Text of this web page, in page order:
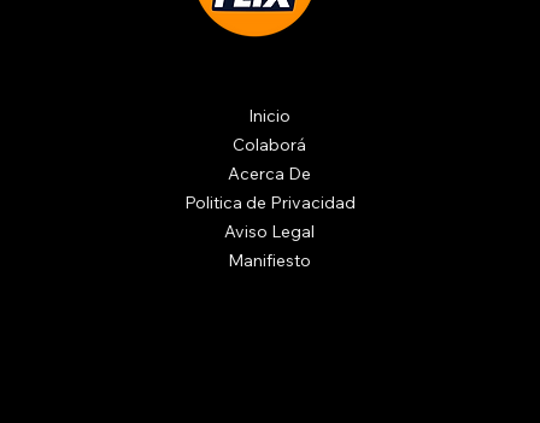
Inicio
Colaborá
Acerca De
Politica de Privacidad
Aviso Legal
Manifiesto